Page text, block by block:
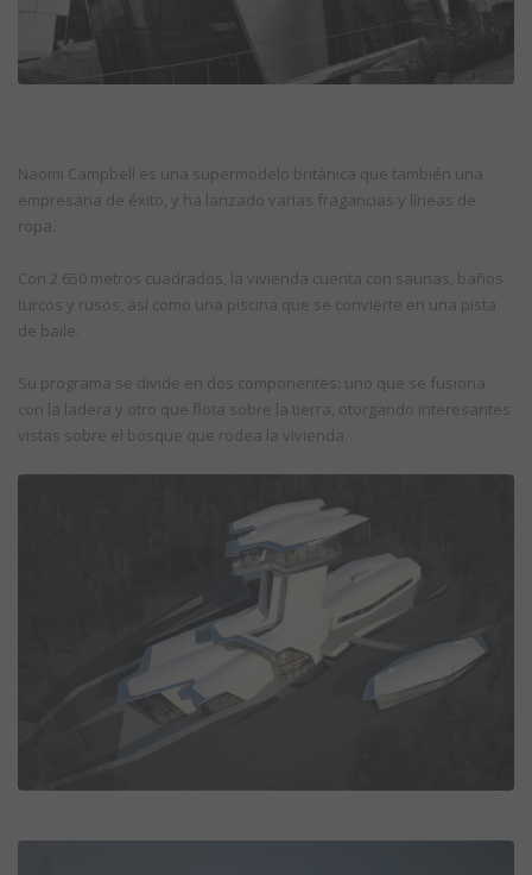
Naomi Campbell es una supermodelo británica que también una
empresaria de éxito, y ha lanzado varias fragancias y líneas de
ropa.
Con 2 650 metros cuadrados, la vivienda cuenta con saunas, baños
turcos y rusos, así como una piscina que se convierte en una pista
de baile.
Su programa se divide en dos componentes: uno que se fusiona
con la ladera y otro que flota sobre la tierra, otorgando interesantes
vistas sobre el bosque que rodea la vivienda.